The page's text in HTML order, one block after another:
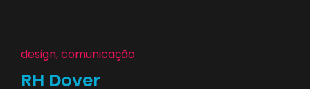
design, comunicação
RH Dover